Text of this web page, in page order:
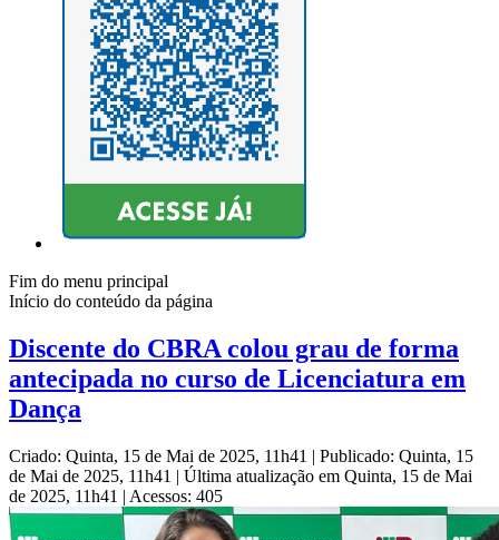
Fim do menu principal
Início do conteúdo da página
Discente do CBRA colou grau de forma
antecipada no curso de Licenciatura em
Dança
Criado: Quinta, 15 de Mai de 2025, 11h41 | Publicado: Quinta, 15
de Mai de 2025, 11h41 | Última atualização em Quinta, 15 de Mai
de 2025, 11h41 | Acessos: 405